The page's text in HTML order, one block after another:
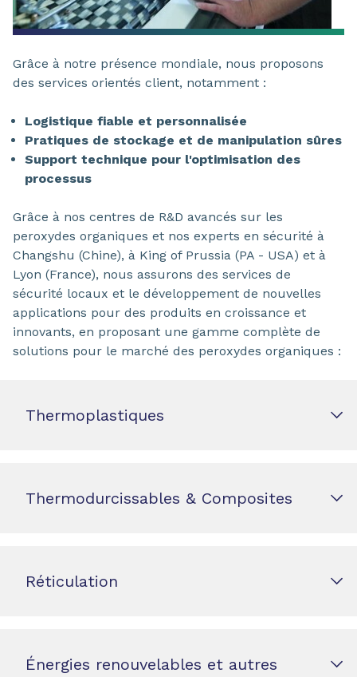
Grâce à notre présence mondiale, nous proposons
des services orientés client, notamment :
Logistique fiable et personnalisée
Pratiques de stockage et de manipulation sûres
Support technique pour l'optimisation des
processus
Grâce à nos centres de R&D avancés sur les
peroxydes organiques et nos experts en sécurité à
Changshu (Chine), à King of Prussia (PA - USA) et à
Lyon (France), nous assurons des services de
sécurité locaux et le développement de nouvelles
applications pour des produits en croissance et
innovants, en proposant une gamme complète de
solutions pour le marché des peroxydes organiques :
Thermoplastiques
Thermodurcissables & Composites
Réticulation
Énergies renouvelables et autres